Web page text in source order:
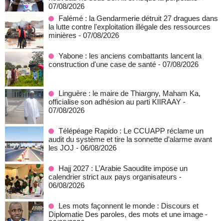
07/08/2026
Falémé : la Gendarmerie détruit 27 dragues dans
la lutte contre l'exploitation illégale des ressources
minières - 07/08/2026
Yabone : les anciens combattants lancent la
construction d'une case de santé - 07/08/2026
Linguère : le maire de Thiargny, Maham Ka,
officialise son adhésion au parti KIIRAAY -
07/08/2026
Télépéage Rapido : Le CCUAPP réclame un
audit du système et tire la sonnette d’alarme avant
les JOJ - 06/08/2026
Hajj 2027 : L’Arabie Saoudite impose un
calendrier strict aux pays organisateurs -
06/08/2026
Les mots façonnent le monde : Discours et
Diplomatie Des paroles, des mots et une image -